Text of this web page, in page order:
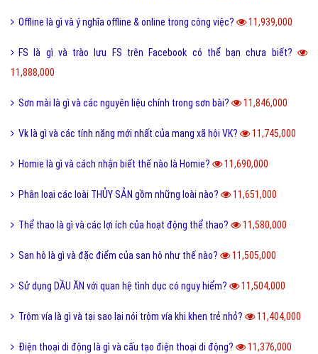
Offline là gì và ý nghĩa offline & online trong công việc? 11,939,000
FS là gì và trào lưu FS trên Facebook có thể bạn chưa biết?
11,888,000
Sơn mài là gì và các nguyên liệu chính trong sơn bài? 11,846,000
Vk là gì và các tính năng mới nhất của mạng xã hội VK? 11,745,000
Homie là gì và cách nhận biết thế nào là Homie? 11,690,000
Phân loại các loài THỦY SẢN gồm những loài nào? 11,651,000
Thể thao là gì và các lợi ích của hoạt động thể thao? 11,580,000
San hô là gì và đặc điểm của san hô như thế nào? 11,505,000
Sử dụng DẦU ĂN với quan hệ tình dục có nguy hiểm? 11,504,000
Trộm vía là gì và tại sao lại nói trộm vía khi khen trẻ nhỏ? 11,404,000
Điện thoại di động là gì và cấu tạo điện thoại di động? 11,376,000